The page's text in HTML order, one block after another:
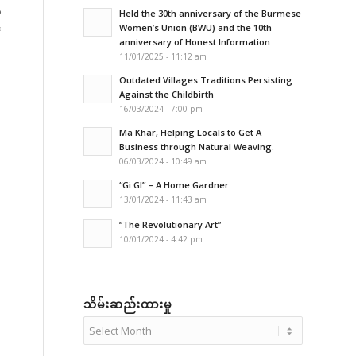
Held the 30th anniversary of the Burmese
Women’s Union (BWU) and the 10th
anniversary of Honest Information
11/01/2025 - 11:12 am
Outdated Villages Traditions Persisting
Against the Childbirth
16/03/2024 - 7:00 pm
Ma Khar, Helping Locals to Get A
Business through Natural Weaving.
06/03/2024 - 10:49 am
“Gi GI” – A Home Gardner
13/01/2024 - 11:43 am
“The Revolutionary Art”
10/01/2024 - 4:42 pm
သိမ်းဆည်းထားမှု